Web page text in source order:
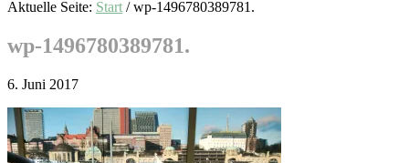
Aktuelle Seite: Start /wp-1496780389781.
wp-1496780389781.
6. Juni 2017